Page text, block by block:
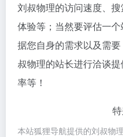
刘叔物理的访问速度、
体验等；当然要评估一
据您自身的需求以及需
叔物理的站长进行洽谈
率等！
本站狐狸导航提供的刘叔物